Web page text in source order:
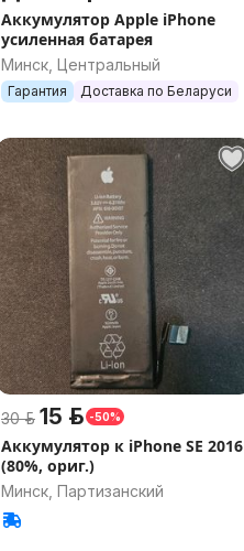
Аккумулятор Apple iPhone
усиленная батарея
Минск, Центральный
Гарантия Доставка по Беларуси
30 р. 15 р. -50%
Аккумулятор к iPhone SE 2016
(80%, ориг.)
Минск, Партизанский